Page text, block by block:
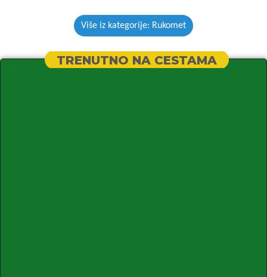
Više iz kategorije: Rukomet
TRENUTNO NA CESTAMA